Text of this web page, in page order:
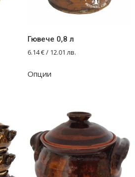
Гювече 0,8 л
6.14€/ 12.01 лв.
Опции